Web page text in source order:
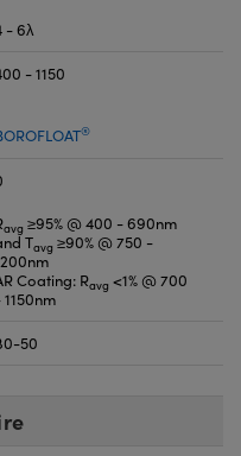
- 6λ
- 1150
®
avg ≥95% @ 400 - 690nm
Tavg ≥90% @ 750 -
Coating: Ravg <1% @ 700
1150nm
50